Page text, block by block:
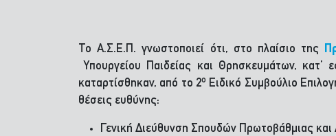
Το Α.Σ.Ε.Π. γνωστοποιεί ότι, στο πλαίσιο της
Υπουργείου Παιδείας και Θρησκευμάτων,
καταρτίσθηκαν, από το 2ο Ειδικό Συμβούλιο
θέσεις ευθύνης:
Γενική Διεύθυνση Σπουδών Πρωτοβάθμιας